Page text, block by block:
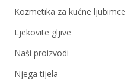
Kozmetika za kućne ljubimce
Ljekovite gljive
Naši proizvodi
Njega tijela